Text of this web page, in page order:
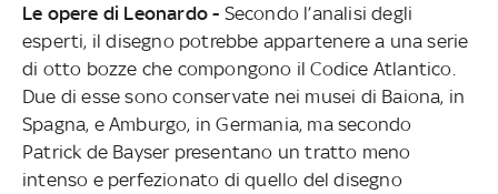
Le opere di Leonardo - Secondo l’analisi degli
esperti, il disegno potrebbe appartenere a una serie
di otto bozze che compongono il Codice Atlantico.
Due di esse sono conservate nei musei di Baiona, in
Spagna, e Amburgo, in Germania, ma secondo
Patrick de Bayser presentano un tratto meno
intenso e perfezionato di quello del disegno